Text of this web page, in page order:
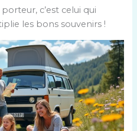
c’est celui qui
les bons souvenirs !